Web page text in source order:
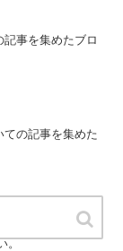
記事を集めたブロ
ての記事を集めた
ついての記事を
。